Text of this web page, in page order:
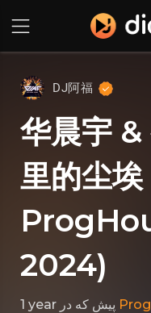
DJ阿福
华晨宇 &
里的尘
2024)
1 year پیش